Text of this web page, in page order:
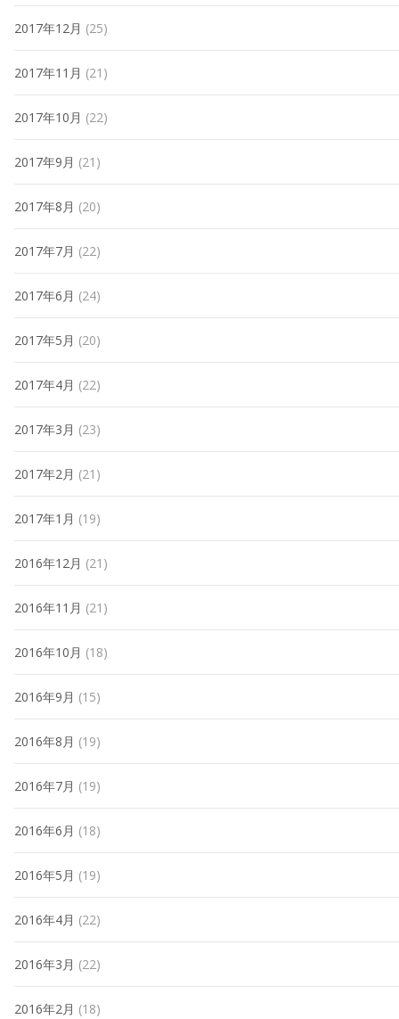
2017年12月 (25)
2017年11月 (21)
2017年10月 (22)
2017年9月 (21)
2017年8月 (20)
2017年7月 (22)
2017年6月 (24)
2017年5月 (20)
2017年4月 (22)
2017年3月 (23)
2017年2月 (21)
2017年1月 (19)
2016年12月 (21)
2016年11月 (21)
2016年10月 (18)
2016年9月 (15)
2016年8月 (19)
2016年7月 (19)
2016年6月 (18)
2016年5月 (19)
2016年4月 (22)
2016年3月 (22)
2016年2月 (18)